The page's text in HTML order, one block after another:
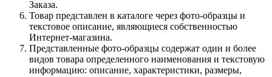
Заказа.
Товар представлен в каталоге через фото-образцы и
текстовое описание, являющиеся собственностью
Интернет-магазина.
Представленные фото-образцы содержат один и более
видов товара определенного наименования и текстовую
информацию: описание, характеристики, размеры,